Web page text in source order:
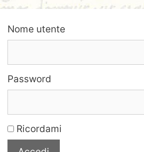
Nome utente
Password
Ricordami